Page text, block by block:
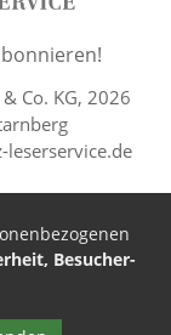
im Abo Jahre
Co. KG, 2026
leserservice.de
Besucher-